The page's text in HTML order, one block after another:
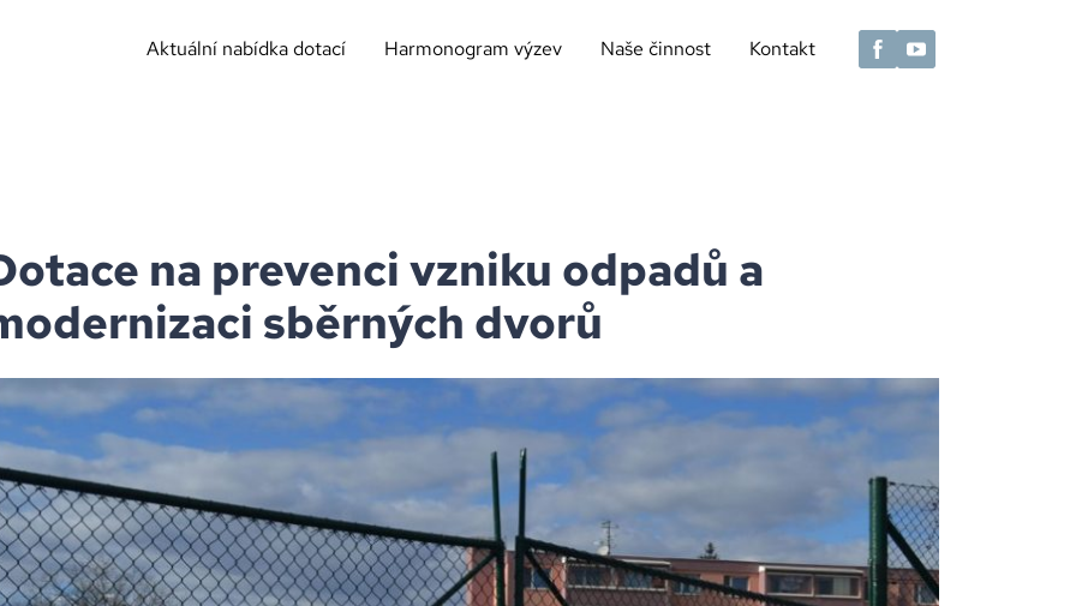
Aktuální nabídka dotací Harmonogram výzev Naše činnost Kontakt
na prevenci vzniku odpadů a
sběrných dvorů